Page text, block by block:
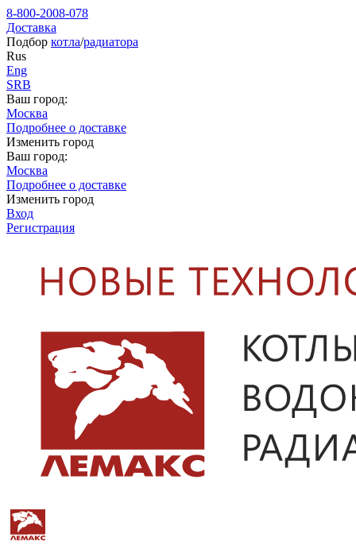
8-800-2008-078
Доставка
Подбор котла/радиатора
Rus
Eng
SRB
Ваш город:
Москва
Подробнее о доставке
Изменить город
Ваш город:
Москва
Подробнее о доставке
Изменить город
Вход
Регистрация